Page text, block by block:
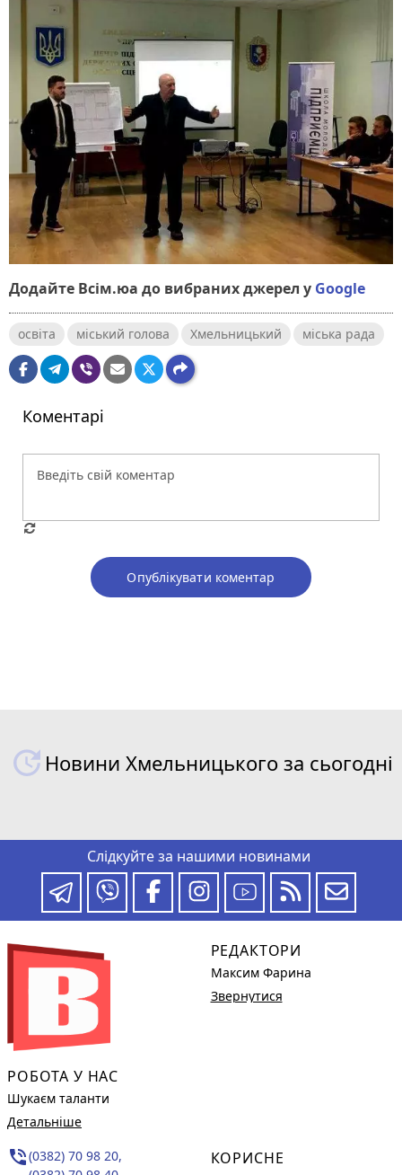
Додайте Всім.юа до вибраних джерел у Google
освіта міський голова Хмельницький міська рада
Коментарі
Опублікувати коментар
Новини Хмельницького за сьогодні
Слідкуйте за нашими новинами
РОБОТА У НАС
Шукаєм таланти
Детальніше
phone_in_talk(0382) 70 98 20,
РЕДАКТОРИ
Максим Фарина
Звернутися
КОРИСНЕ